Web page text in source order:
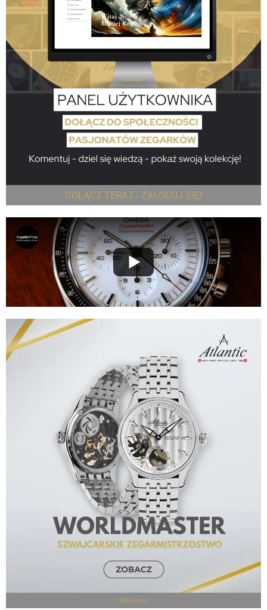
DOŁĄCZ TERAZ - ZALOGUJ SIĘ!
REKLAMA